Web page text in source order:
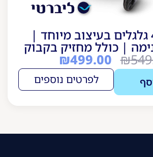
רולטור 4 גלגלים בעיצוב מיוחד |
| כולל מחזיק בקבוק
₪
₪499.00
לפרטים נוספים